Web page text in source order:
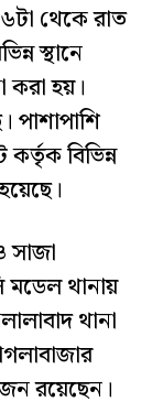
থেকে রাত
স্থানে
করা হয়।
কর্তৃক বিভিন্ন
সাজা
থানায়
থানা
রয়েছেন।